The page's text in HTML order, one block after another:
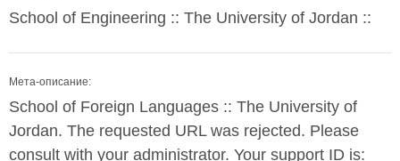
School of Engineering :: The University of Jordan ::
Мета-описание:
School of Foreign Languages :: The University of
Jordan. The requested URL was rejected. Please
consult with your administrator. Your support ID is: